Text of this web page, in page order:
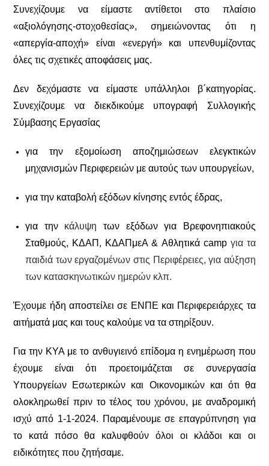
Συνεχίζουμε να είμαστε αντίθετοι στο πλαίσιο
«αξιολόγησης-στοχοθεσίας», σημειώνοντας ότι η
«απεργία-αποχή» είναι «ενεργή» και υπενθυμίζοντας
όλες τις σχετικές αποφάσεις μας.
Δεν δεχόμαστε να είμαστε υπάλληλοι β΄κατηγορίας.
Συνεχίζουμε να διεκδικούμε υπογραφή Συλλογικής
Σύμβασης Εργασίας
για την εξομοίωση αποζημιώσεων ελεγκτικών
μηχανισμών Περιφερειών με αυτούς των υπουργείων,
για την καταβολή εξόδων κίνησης εντός έδρας,
για την κάλυψη των εξόδων για Βρεφονηπιακούς
Σταθμούς, ΚΔΑΠ, ΚΔΑΠμεΑ & Αθλητικά campγια τα
παιδιά των εργαζομένων στις Περιφέρειες, για αύξηση
των κατασκηνωτικών ημερών κλπ.
Έχουμε ήδη αποστείλει σε ΕΝΠΕ και Περιφερειάρχες τα
αιτήματά μας και τους καλούμε να τα στηρίξουν.
Για την ΚΥΑ με το ανθυγιεινό επίδομα η ενημέρωση που
έχουμε είναι ότι προετοιμάζεται σε συνεργασία
Υπουργείων Εσωτερικών και Οικονομικών και ότι θα
ολοκληρωθεί πριν το τέλος του χρόνου, με αναδρομική
ισχύ από 1-1-2024. Παραμένουμε σε επαγρύπνηση για
το κατά πόσο θα καλυφθούν όλοι οι κλάδοι και οι
ειδικότητες που ζητήσαμε.